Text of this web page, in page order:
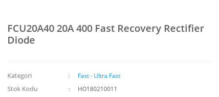
FCU20A40 20A 400 Fast Recovery Rectifier
Diode
Kategori Fast - Ultra Fast
Stok Kodu HO180210011